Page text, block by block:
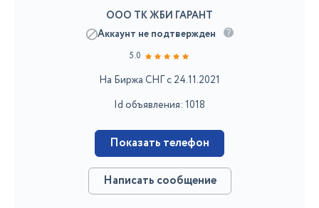
ООО ТК ЖБИ ГАРАНТ
Аккаунт не подтвержден
5.0
На Биржа СНГ с 24.11.2021
Id объявления: 1018
Показать телефон
Написать сообщение